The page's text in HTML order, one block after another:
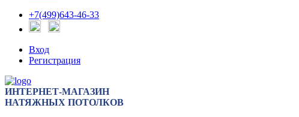
+7(499)643-46-33
Вход
Регистрация
ИНТЕРНЕТ-МАГАЗИН
НАТЯЖНЫХ ПОТОЛКОВ